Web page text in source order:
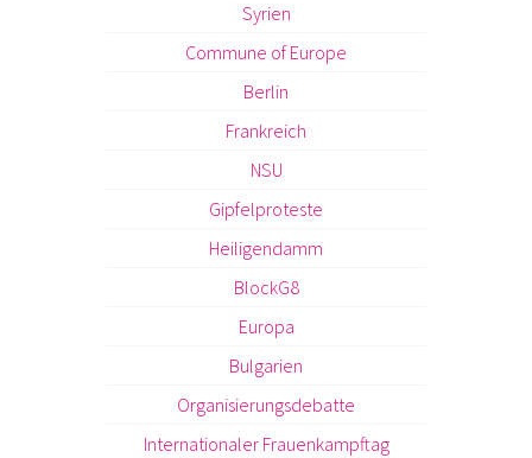
Syrien
Commune of Europe
Berlin
Frankreich
NSU
Gipfelproteste
Heiligendamm
BlockG8
Europa
Bulgarien
Organisierungsdebatte
Internationaler Frauenkampftag